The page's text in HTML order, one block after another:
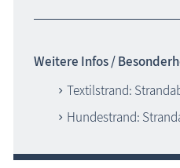
Weitere Infos /
Textilstrand:
Hundestrand: